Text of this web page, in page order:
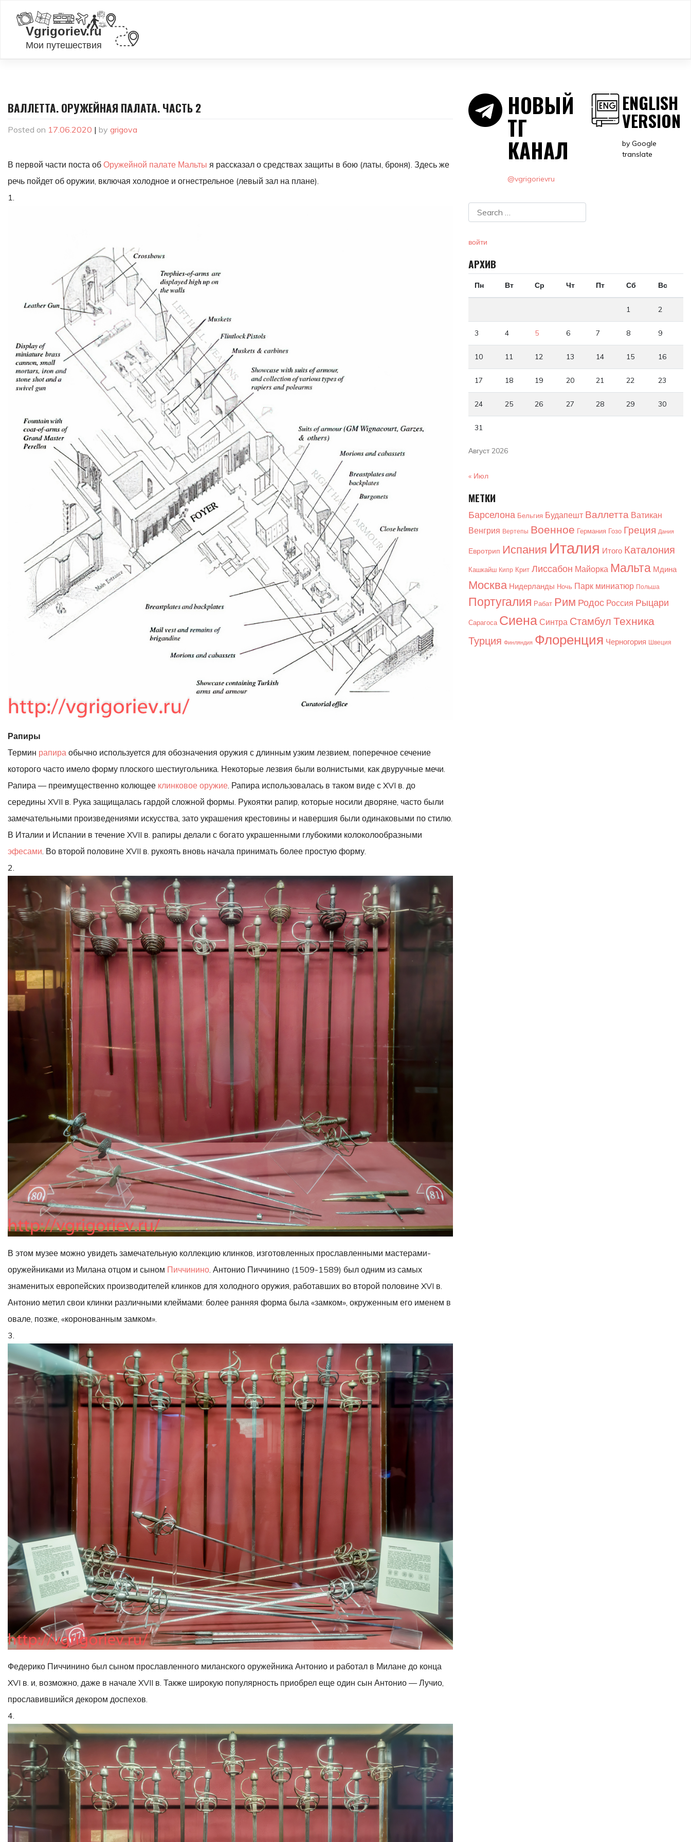
content
ВАЛЛЕТТА. ОРУЖЕЙНАЯ ПАЛАТА. ЧАСТЬ 2
Posted on 17.06.2020 | by grigova
В первой части поста об Оружейной палате Мальты я рассказал о средствах защиты в бою (латы, броня). Здесь же
речь пойдет об оружии, включая холодное и огнестрельное (левый зал на плане).
1.
Рапиры
Термин рапира обычно используется для обозначения оружия с длинным узким лезвием, поперечное сечение
которого часто имело форму плоского шестиугольника. Некоторые лезвия были волнистыми, как двуручные мечи.
Рапира — преимущественно колющее клинковое оружие . Рапира использовалась в таком виде с XVI в. до
середины XVII в. Рука защищалась гардой сложной формы. Рукоятки рапир, которые носили дворяне, часто были
замечательными произведениями искусства, зато украшения крестовины и навершия были одинаковыми по стилю.
В Италии и Испании в течение XVII в. рапиры делали с богато украшенными глубокими колоколообразными
эфесами . Во второй половине XVII в. рукоять вновь начала принимать более простую форму.
2.
В этом музее можно увидеть замечательную коллекцию клинков, изготовленных прославленными мастерами-
оружейниками из Милана отцом и сыном Пиччинино . Антонио Пиччинино (1509-1589) был одним из самых
знаменитых европейских производителей клинков для холодного оружия, работавших во второй половине XVI в.
Антонио метил свои клинки различными клеймами: более ранняя форма была «замком», окруженным его именем в
овале, позже, «коронованным замком».
3.
Федерико Пиччинино был сыном прославленного миланского оружейника Антонио и работал в Милане до конца
XVI в. и, возможно, даже в начале XVII в. Также широкую популярность приобрел еще один сын Антонио — Лучио,
прославившийся декором доспехов.
4.
НОВЫЙ
ТГ
КАНАЛ
@vgrigorievru
ENGLISH
VERSION
by Google
translate
войти
АРХИВ
Август 2026
Пн Вт Ср Чт Пт Сб Вс
1 2
3 4 5 6 7 8 9
10 11 12 13 14 15 16
17 18 19 20 21 22 23
24 25 26 27 28 29 30
31
« Июл
МЕТКИ
Барселона Бельгия Будапешт Валлетта Ватикан
Венгрия Вертепы Военное Германия Гозо Греция Дания
Евротрип Испания Италия Итого Каталония
Кашкайш Кипр Крит Лиссабон Майорка Мальта Мдина
Москва Нидерланды Ночь Парк миниатюр Польша
Португалия Рабат Рим Родос Россия Рыцари
Сарагоса Сиена Синтра Стамбул Техника
Турция Финляндия Флоренция Черногория Швеция